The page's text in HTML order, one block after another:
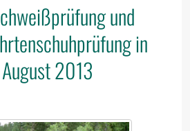
und
in
2013